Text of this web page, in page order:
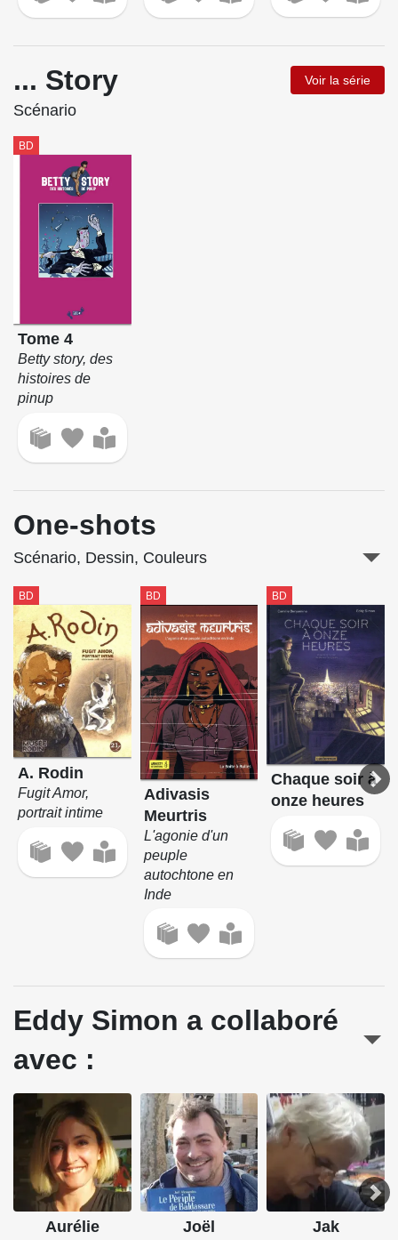
... Story Voir la série
Scénario
BD
Tome 4
Betty story, des
histoires de
pinup
One-shots
Scénario, Dessin, Couleurs
BD
A. Rodin
Fugit Amor,
portrait intime
BD
Adivasis
Meurtris
L'agonie d'un
peuple
autochtone en
Inde
BD
Chaque soir à
onze heures
Eddy Simon a collaboré
avec :
Aurélie
Joël
Jak